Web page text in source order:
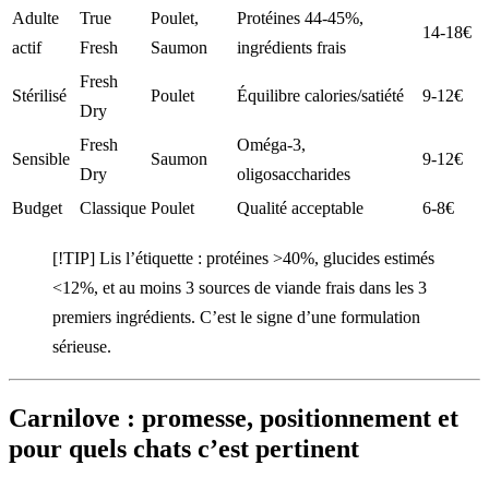
Adulte
actif
True
Fresh
Poulet,
Saumon
Protéines 44-45%,
ingrédients frais
14-18€
Stérilisé
Fresh
Dry
Poulet Équilibre calories/satiété 9-12€
Sensible
Fresh
Dry
Saumon
Oméga-3,
oligosaccharides
9-12€
Budget Classique Poulet Qualité acceptable 6-8€
[!TIP] Lis l’étiquette : protéines >40%, glucides estimés
<12%, et au moins 3 sources de viande frais dans les 3
premiers ingrédients. C’est le signe d’une formulation
sérieuse.
Carnilove : promesse, positionnement et
pour quels chats c’est pertinent